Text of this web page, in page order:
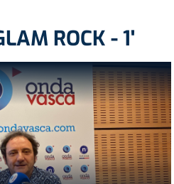
ROCK - 1'